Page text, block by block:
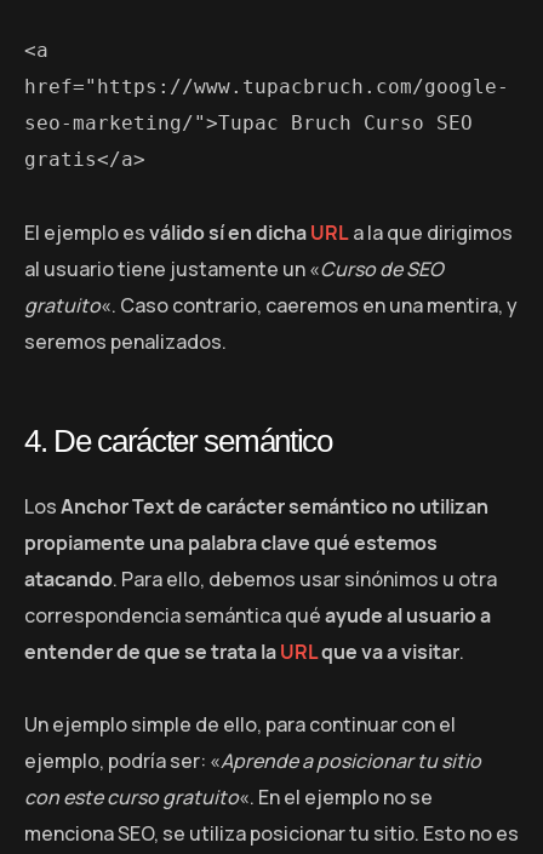
<a
href="https://www.tupacbruch.com/google-
seo-marketing/">Tupac Bruch Curso SEO
gratis</a>
El ejemplo esválido sí en dichaURLa la que dirigimos
al usuario tiene justamente un «Curso de SEO
gratuito«. Caso contrario, caeremos en una mentira, y
seremos penalizados.
4. De carácter semántico
LosAnchor Text de carácter semántico no utilizan
propiamente una palabra clave qué estemos
atacando. Para ello, debemos usar sinónimos u otra
correspondencia semántica quéayude al usuario a
entender de que se trata laURLque va a visitar.
Un ejemplo simple de ello, para continuar con el
ejemplo, podría ser: «Aprende a posicionar tu sitio
con este curso gratuito«. En el ejemplo no se
menciona SEO, se utiliza posicionar tu sitio. Esto no es